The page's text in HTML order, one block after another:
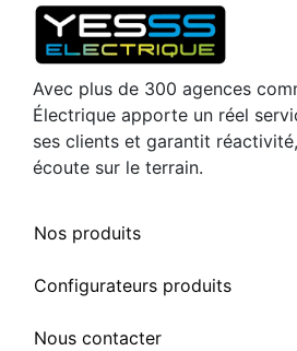
Avec plus de 300 agences
Électrique apporte un réel
ses clients et garantit
écoute sur le terrain.
Nos produits
Configurateurs produits
Nous contacter